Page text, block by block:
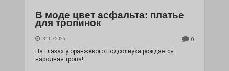
В моде цвет асфальта: платье
для тропинок
31.07.2026 0
На глазах у оранжевого подсолнуха рождается
народная тропа!